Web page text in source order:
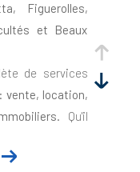
Figuerolles,
et Beaux
de services
vente, location,
. Qu'il
ou de locaux